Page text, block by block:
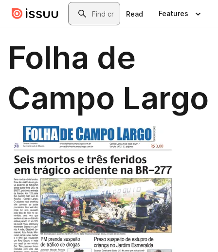
Skip to main contentSearch
Read Features
Folha de
Campo Largo